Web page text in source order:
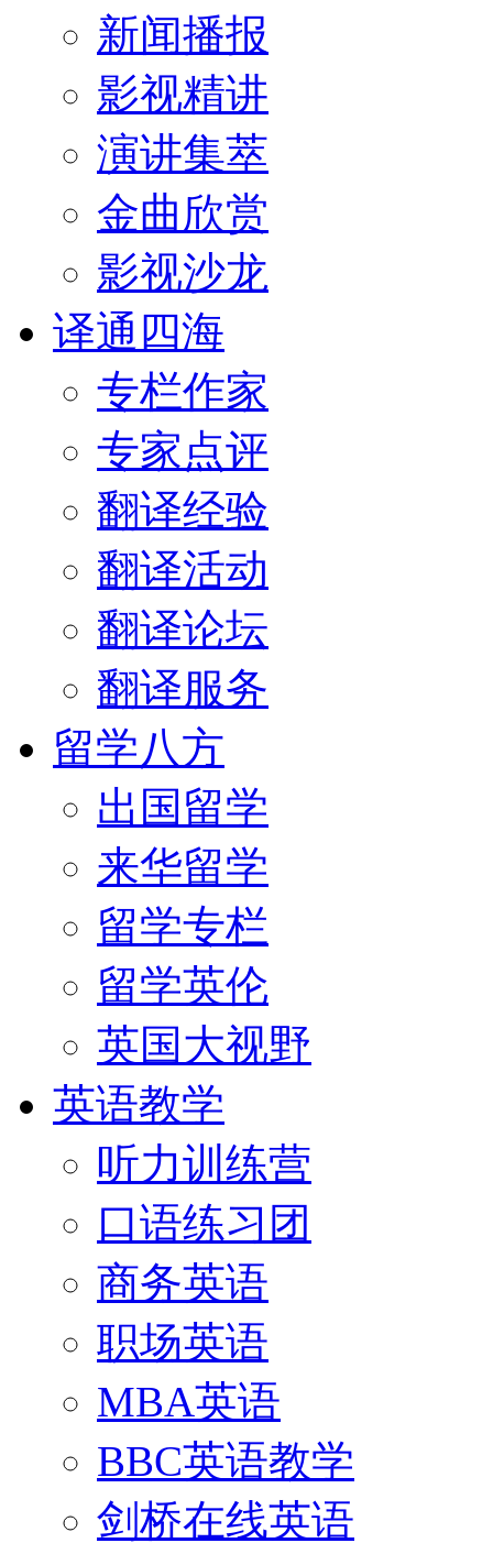
新闻播报
影视精讲
演讲集萃
金曲欣赏
影视沙龙
译通四海
专栏作家
专家点评
翻译经验
翻译活动
翻译论坛
翻译服务
留学八方
出国留学
来华留学
留学专栏
留学英伦
英国大视野
英语教学
听力训练营
口语练习团
商务英语
职场英语
MBA英语
BBC英语教学
剑桥在线英语